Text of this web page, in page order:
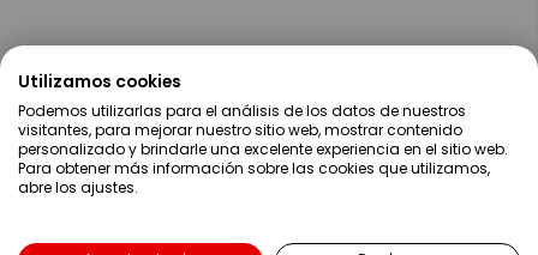
Sobre Nosaltres
Ajuda
Compres
Utilizamos cookies
Podemos utilizarlas para el análisis de los datos de nuestros
visitantes, para mejorar nuestro sitio web, mostrar contenido
personalizado y brindarle una excelente experiencia en el sitio web.
Para obtener más información sobre las cookies que utilizamos,
abre los ajustes.